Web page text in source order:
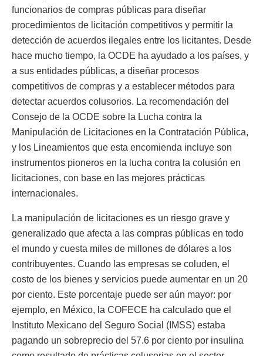
funcionarios de compras públicas para diseñar
procedimientos de licitación competitivos y permitir la
detección de acuerdos ilegales entre los licitantes. Desde
hace mucho tiempo, la OCDE ha ayudado a los países, y
a sus entidades públicas, a diseñar procesos
competitivos de compras y a establecer métodos para
detectar acuerdos colusorios. La recomendación del
Consejo de la OCDE sobre la Lucha contra la
Manipulación de Licitaciones en la Contratación Pública,
y los Lineamientos que esta encomienda incluye son
instrumentos pioneros en la lucha contra la colusión en
licitaciones, con base en las mejores prácticas
internacionales.
La manipulación de licitaciones es un riesgo grave y
generalizado que afecta a las compras públicas en todo
el mundo y cuesta miles de millones de dólares a los
contribuyentes. Cuando las empresas se coluden, el
costo de los bienes y servicios puede aumentar en un 20
por ciento. Este porcentaje puede ser aún mayor: por
ejemplo, en México, la COFECE ha calculado que el
Instituto Mexicano del Seguro Social (IMSS) estaba
pagando un sobreprecio del 57.6 por ciento por insulina